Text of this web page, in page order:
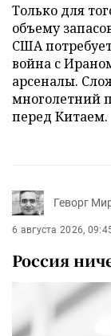
Только для
объему
США
война с
арсеналы.
многолетний
перед Китаем.
Геворг
6 августа 2026,
Россия